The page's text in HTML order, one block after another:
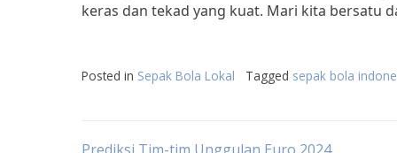
keras dan tekad yang kuat. Mari kita bersatu
Posted in Sepak Bola Lokal Tagged sepak bola